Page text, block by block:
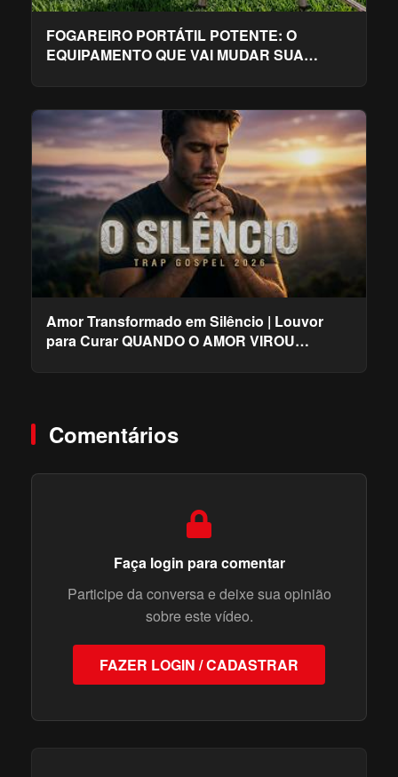
FOGAREIRO PORTÁTIL POTENTE: O
EQUIPAMENTO QUE VAI MUDAR SUA
Amor Transformado em Silêncio | Louvor
para Curar QUANDO O AMOR VIROU
Comentários
Faça login para comentar
Participe da conversa e deixe sua opinião
sobre este vídeo.
FAZER LOGIN / CADASTRAR